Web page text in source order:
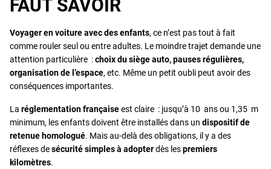
FAUT SAVOIR
Voyager en voiture avec des enfants, ce n’est pas tout à fait
comme rouler seul ou entre adultes. Le moindre trajet demande une
attention particulière :choix du siège auto, pauses régulières,
organisation de l’espace, etc. Même un petit oubli peut avoir des
conséquences importantes.
La réglementation françaiseest claire : jusqu’à 10 ans ou 1,35 m
minimum, les enfants doivent être installés dans un dispositif de
retenue homologué. Mais au-delà des obligations, il y a des
réflexes desécurité simples à adopterdès lespremiers
kilomètres.